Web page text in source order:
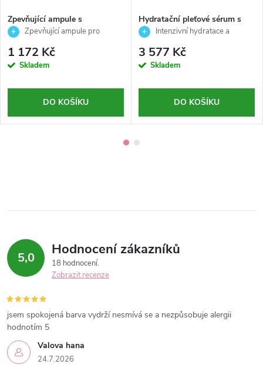
Zpevňující ampule s
okamžitým efektem pro
pleť -Elastin - Casmara -5x4ml
Zpevňující ampule pro
okamžitým efektem ✨
1 172 Kč
Skladem
DO KOŠÍKU
Hydratační pleťové sérum s
kyselinou hyaluronovou 1 %-
Intenzivní hydratace a
3 577 Kč
Skladem
DO KOŠÍKU
5,0 Hodnocení zákazníků
18 hodnocení
Zobrazit recenze
Valova hana
24.7.2026
jsem spokojená barva vydrží nesmívá se a nezpůsobuje alergii
hodnotím 5